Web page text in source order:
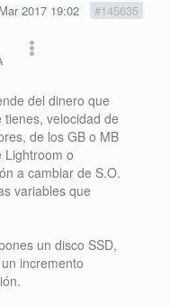
2017 19:02 #145635
del dinero que
velocidad de
de los GB o MB
Lightroom o
a cambiar de S.O.
variables que
un disco SSD,
incremento